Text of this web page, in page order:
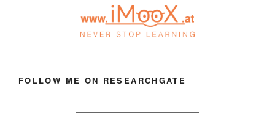
FOLLOW ME ON RESEARCHGATE